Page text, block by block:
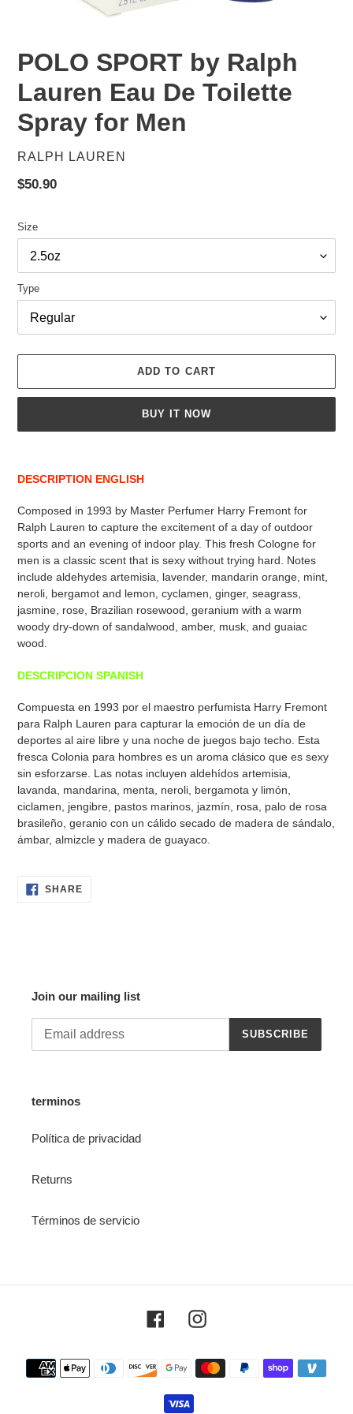
POLO SPORT by Ralph
Lauren Eau De Toilette
Spray for Men
VENDOR
RALPH LAUREN
Regular
$50.90
Size
Type
ADD TO CART
BUY IT NOW
your
cart
DESCRIPTION ENGLISH
Composed in 1993 by Master Perfumer Harry Fremont for
Ralph Lauren to capture the excitement of a day of outdoor
sports and an evening of indoor play. This fresh Cologne for
men is a classic scent that is sexy without trying hard. Notes
include aldehydes artemisia, lavender, mandarin orange, mint,
neroli, bergamot and lemon, cyclamen, ginger, seagrass,
jasmine, rose, Brazilian rosewood, geranium with a warm
woody dry-down of sandalwood, amber, musk, and guaiac
wood.
DESCRIPCION SPANISH
Compuesta en 1993 por el maestro perfumista Harry Fremont
para Ralph Lauren para capturar la emoción de un día de
deportes al aire libre y una noche de juegos bajo techo. Esta
fresca Colonia para hombres es un aroma clásico que es sexy
sin esforzarse. Las notas incluyen aldehídos artemisia,
lavanda, mandarina, menta, neroli, bergamota y limón,
ciclamen, jengibre, pastos marinos, jazmín, rosa, palo de rosa
brasileño, geranio con un cálido secado de madera de sándalo,
ámbar, almizcle y madera de guayaco.
SHARESHARE
Join our mailing list
SUBSCRIBE
terminos
Política de privacidad
Returns
Términos de servicio
FacebookInstagram
Payment
methods